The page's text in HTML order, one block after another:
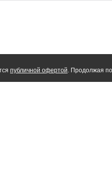
публичной офертой. Продолжая